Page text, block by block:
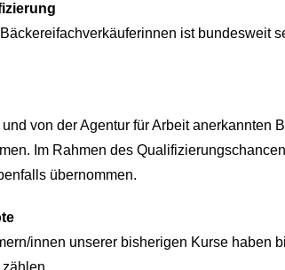
ist bundesweit
von der Agentur für Arbeit
Im Rahmen des
übernommen.
innen unserer bisherigen Kurse haben